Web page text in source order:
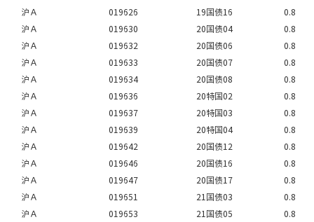
沪Ａ
019626 19国债16
0.8
沪Ａ
019630 20国债04
0.8
沪Ａ
019632 20国债06
0.8
沪Ａ
019633 20国债07
0.8
沪Ａ
019634 20国债08
0.8
沪Ａ
019636 20特国02
0.8
沪Ａ
019637 20特国03
0.8
沪Ａ
019639 20特国04
0.8
沪Ａ
019642 20国债12
0.8
沪Ａ
019646 20国债16
0.8
沪Ａ
019647 20国债17
0.8
沪Ａ
019651 21国债03
0.8
沪Ａ
019653 21国债05
0.8